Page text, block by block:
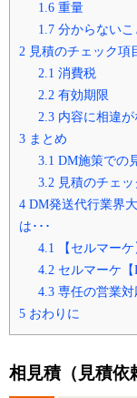
1.6 重量
1.7 分からない
2 見積のチェック項
2.1 消費税
2.2 有効期限
2.3 内容に相違
3 まとめ
3.1 DM施策での
3.2 見積のチェ
4 DM発送代行業界
は･･･
4.1 【セルマー
4.2 セルマーケ【
4.3 専任の営業
5 おわりに
相見積（見積依